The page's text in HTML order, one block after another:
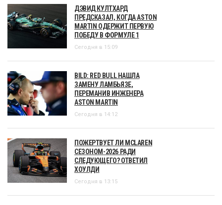
ДЭВИД КУЛТХАРД
ПРЕДСКАЗАЛ, КОГДА ASTON
MARTIN ОДЕРЖИТ ПЕРВУЮ
ПОБЕДУ В ФОРМУЛЕ 1
Сегодня в 15:09
BILD: RED BULL НАШЛА
ЗАМЕНУ ЛАМБЬЯЗЕ,
ПЕРЕМАНИВ ИНЖЕНЕРА
ASTON MARTIN
Сегодня в 14:12
ПОЖЕРТВУЕТ ЛИ MCLAREN
СЕЗОНОМ-2026 РАДИ
СЛЕДУЮЩЕГО? ОТВЕТИЛ
ХОУЛДИ
Сегодня в 13:15